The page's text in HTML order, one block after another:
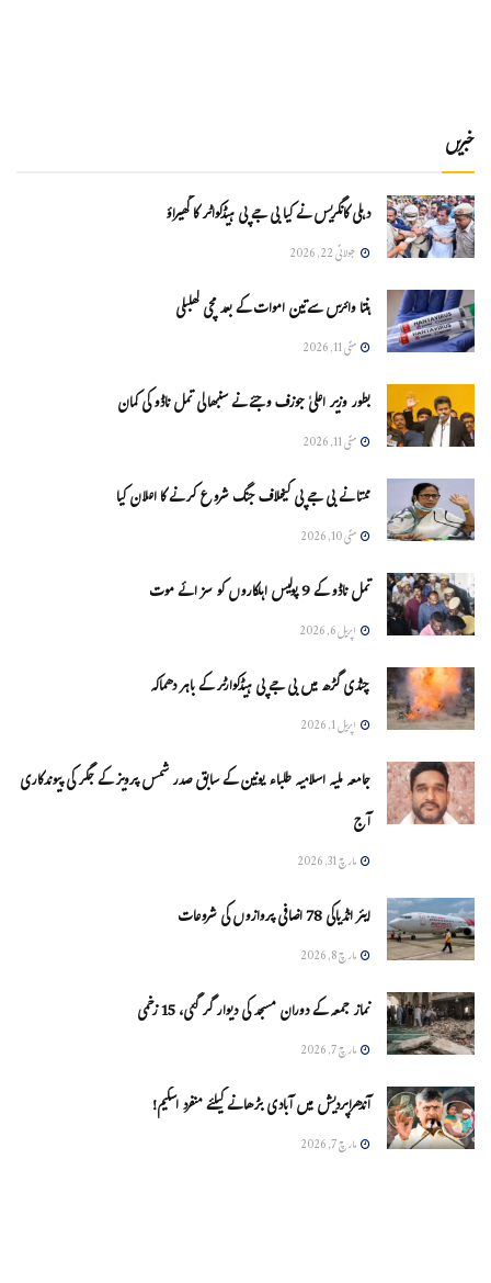
خبریں
دہلی کانگریس نے کیا بی جے پی ہیڈکواٹر کا گھیراؤ
جولائی 22, 2026
ہنتا وائرس سےتین اموات کے بعد مچی کھلبلی
مئی 11, 2026
بطور وزیر اعلیٰ جوزف وجئے نے سنبھالی تمل ناڈو کی کمان
مئی 11, 2026
ممتا نے بی جے پی کیخلاف جنگ شروع کرنے کا اعلان کیا
مئی 10, 2026
تمل ناڈو کے 9 پولیس اہلکاروں کو سزائے موت
اپریل 6, 2026
چنڈی گڑھ میں بی جے پی ہیڈکوارٹر کے باہر دھماکہ
اپریل 1, 2026
جامعہ ملیہ اسلامیہ طلباء یونین کے سابق صدر شمس پرویز کے جگر کی پیوندکاری
آج
مارچ 31, 2026
ایئر انڈیاکی 78 اضافی پروازوں کی شروعات
مارچ 8, 2026
نماز جمعہ کے دوران مسجد کی دیوار گر گئی، 15 زخمی
مارچ 7, 2026
آندھراپردیش میں آبادی بڑھانے کیلئے منفرد اسکیم!
مارچ 7, 2026